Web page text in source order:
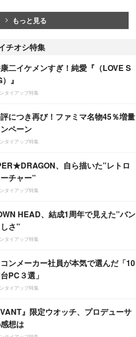
もっと見る
チオシ特集
二イケメンすぎ！純愛『（LOVE S
』
タイアップ特集
につき再び！ファミマ名物45％増量
ペーン
タイアップ特集
、自ら描いた”レトロ
チャー”
タイアップ特集
HEAD、結成1周年で見えた”バン
さ”
タイアップ特集
ンメーカー社員が本気で選んだ「10
PC３選」
タイアップ特集
』限定ウオッチ、プロデューサ
想は